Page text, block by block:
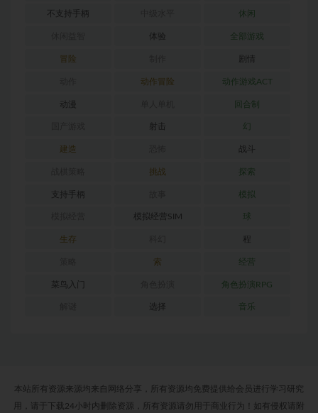
不支持手柄 休闲
体验 全部游戏
冒险 剧情
动作冒险 动作游戏ACT
动漫 回合制
射击 幻
建造 战斗
挑战 探索
支持手柄 模拟
模拟经营SIM 球
生存 程
索 经营
菜鸟入门 角色扮演RPG
选择 音乐
本站所有资源来源均来自网络分享，所有资源均免费提供给会员进行学习研究
用，请于下载24小时内删除资源，所有资源请勿用于商业行为！如有侵权请附